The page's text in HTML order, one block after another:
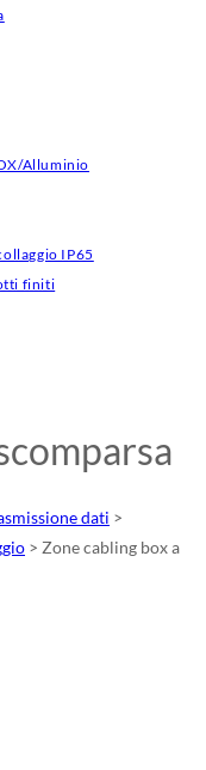
Alluminio
IP65
finiti
dati >
> Zone cabling box a